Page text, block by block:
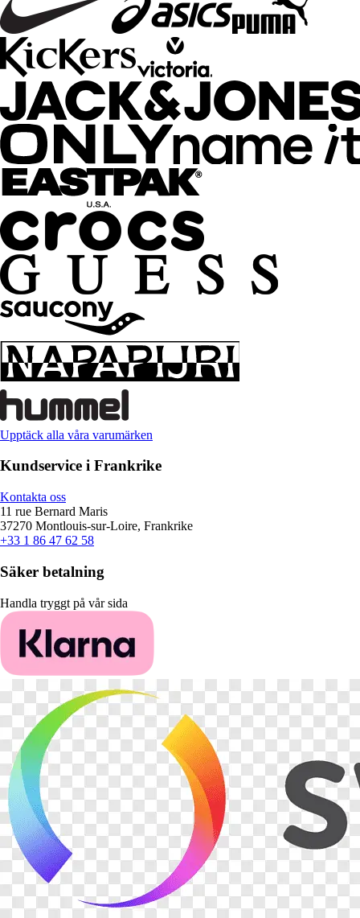
Upptäck alla våra varumärken
Kundservice i Frankrike
Kontakta oss
11 rue Bernard Maris
37270 Montlouis-sur-Loire, Frankrike
+33 1 86 47 62 58
Säker betalning
Handla tryggt på vår sida